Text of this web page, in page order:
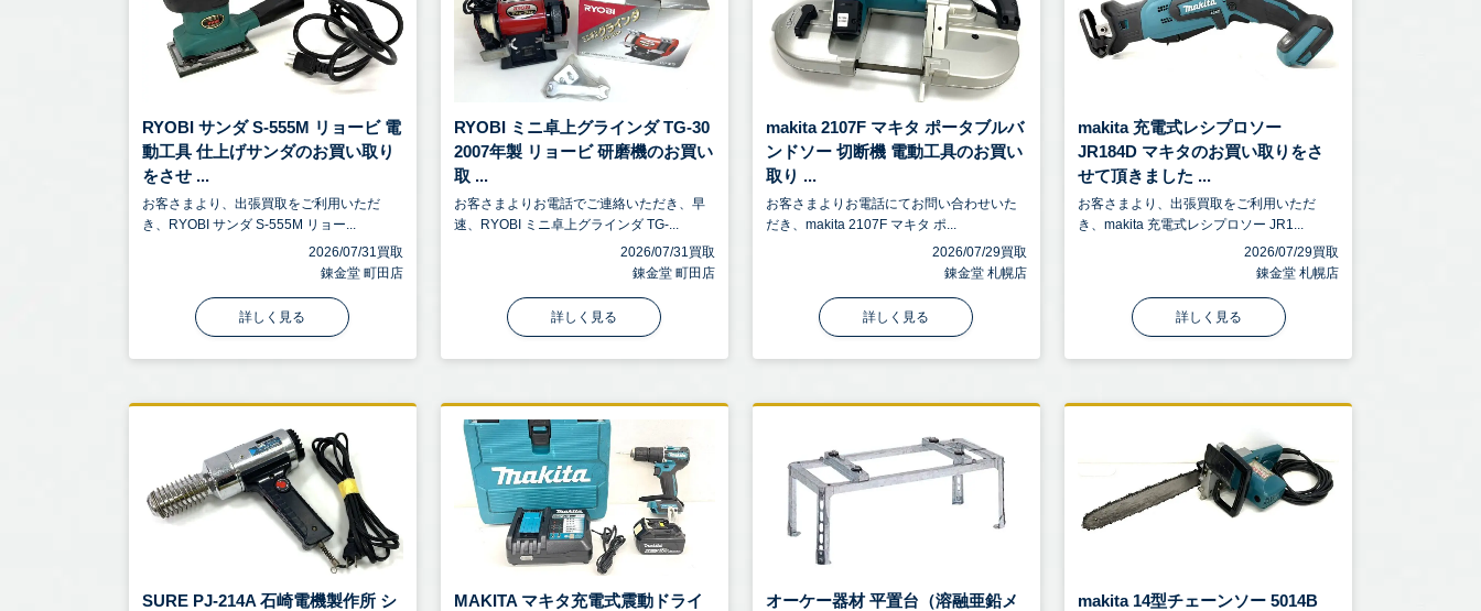
RYOBI サンダ S-555M リョービ 電
動工具 仕上げサンダのお買い取り
をさせ ...
お客さまより、出張買取をご利用いただ
き、RYOBI サンダ S-555M リョー...
2026/07/31買取
錬金堂 町田店
詳しく見る
RYOBI ミニ卓上グラインダ TG-30
2007年製 リョービ 研磨機のお買い
取 ...
お客さまよりお電話でご連絡いただき、早
速、RYOBI ミニ卓上グラインダ TG-...
2026/07/31買取
錬金堂 町田店
詳しく見る
makita 2107F マキタ ポータブルバ
ンドソー 切断機 電動工具のお買い
取り ...
お客さまよりお電話にてお問い合わせいた
だき、makita 2107F マキタ ポ...
2026/07/29買取
錬金堂 札幌店
詳しく見る
makita 充電式レシプロソー
JR184D マキタのお買い取りをさ
せて頂きました ...
お客さまより、出張買取をご利用いただ
き、makita 充電式レシプロソー JR1...
2026/07/29買取
錬金堂 札幌店
詳しく見る
SURE PJ-214A 石崎電機製作所 シ
MAKITA マキタ充電式震動ドライ
オーケー器材 平置台（溶融亜鉛メ
makita 14型チェーンソー 5014B